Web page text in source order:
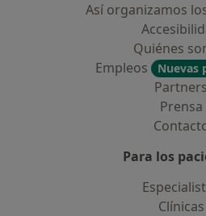
Así organizamos
Quiénes
Empleos
Nuevas
Partners
Prensa
Para los
Clínicas